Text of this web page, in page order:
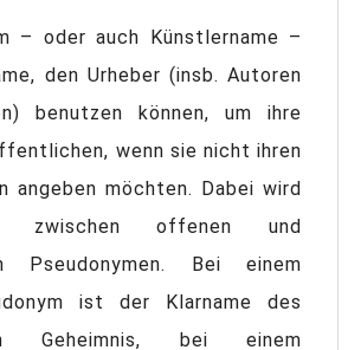
– oder auch Künstlername –
den Urheber (insb. Autoren
benutzen können, um ihre
wenn sie nicht ihren
angeben möchten. Dabei wird
zwischen offenen und
Pseudonymen. Bei einem
ist der Klarname des
Geheimnis, bei einem